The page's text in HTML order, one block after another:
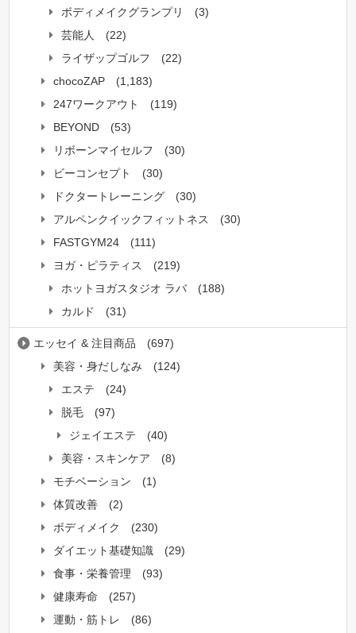
ボディメイクグランプリ
(3)
芸能人
(22)
ライザップゴルフ
(22)
chocoZAP
(1,183)
247ワークアウト
(119)
BEYOND
(53)
リボーンマイセルフ
(30)
ビーコンセプト
(30)
ドクタートレーニング
(30)
アルペンクイックフィットネス
(30)
FASTGYM24
(111)
ヨガ・ピラティス
(219)
ホットヨガスタジオ ラバ
(188)
カルド
(31)
エッセイ & 注目商品
(697)
美容・身だしなみ
(124)
エステ
(24)
脱毛
(97)
ジェイエステ
(40)
美容・スキンケア
(8)
モチベーション
(1)
体質改善
(2)
ボディメイク
(230)
ダイエット基礎知識
(29)
食事・栄養管理
(93)
健康寿命
(257)
運動・筋トレ
(86)